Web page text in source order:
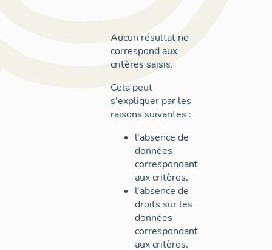
Aucun résultat ne
correspond aux
critères saisis.
Cela peut
s'expliquer par les
raisons suivantes :
l'absence de
données
correspondant
aux critères,
l'absence de
droits sur les
données
correspondant
aux critères,